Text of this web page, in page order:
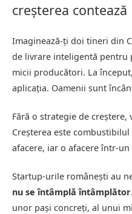
creșterea contează
Imaginează-ți doi tineri din
de livrare inteligentă pentru
micii producători. La
aplicația. Oamenii sunt
Fără o strategie de
Creșterea este
afacere, iar o afacere într-
Startup-urile românești au
nu se întâmplă întâmplător
unor pași concreți, al unui